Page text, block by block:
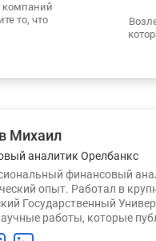
компаний
то, что
Михаил
аналитик Орелбанкс
финансовый
опыт. Работал в
Государственный
работы, которые